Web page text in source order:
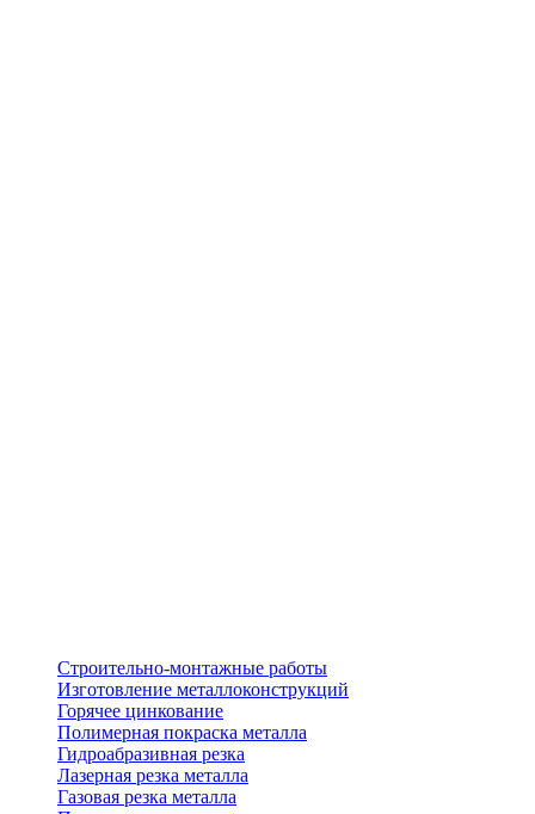
Строительно-монтажные работы
Изготовление металлоконструкций
Горячее цинкование
Полимерная покраска металла
Гидроабразивная резка
Лазерная резка металла
Газовая резка металла